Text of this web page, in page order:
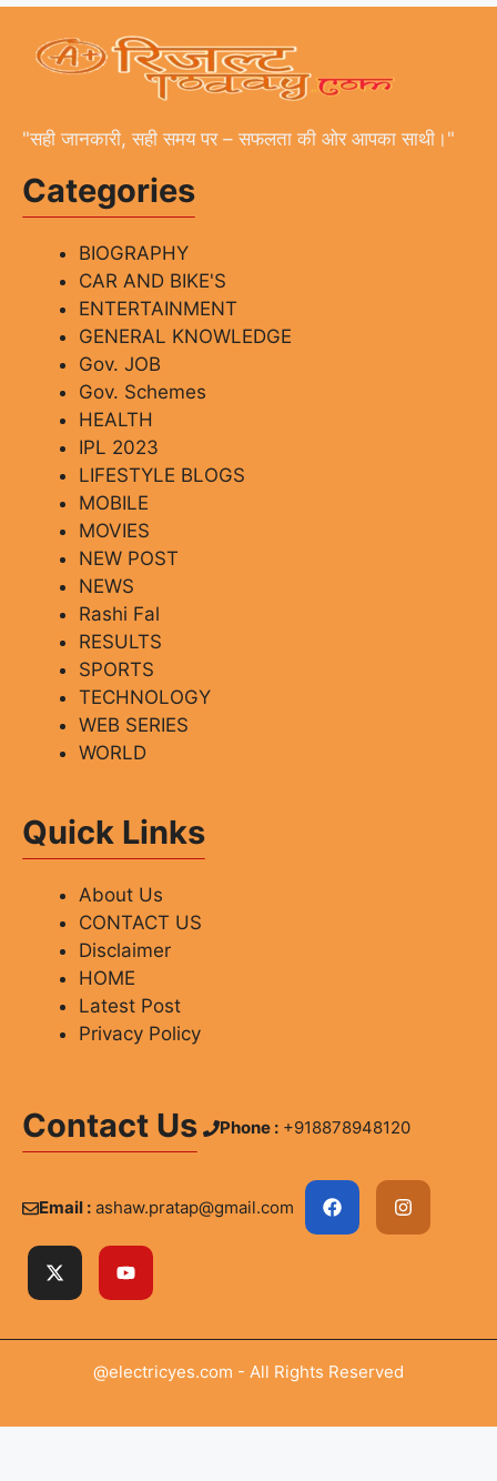
"सही जानकारी, सही समय पर – सफलता की ओर आपका साथी।"
Categories
BIOGRAPHY
CAR AND BIKE'S
ENTERTAINMENT
GENERAL KNOWLEDGE
Gov. JOB
Gov. Schemes
HEALTH
IPL 2023
LIFESTYLE BLOGS
MOBILE
MOVIES
NEW POST
NEWS
Rashi Fal
RESULTS
SPORTS
TECHNOLOGY
WEB SERIES
WORLD
Quick Links
About Us
CONTACT US
Disclaimer
HOME
Latest Post
Privacy Policy
Contact Us Phone : +918878948120
Email : ashaw.pratap@gmail.com
@electricyes.com - All Rights Reserved